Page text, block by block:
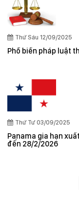
Thứ Sáu 12/09/2025
Phổ biến pháp luật
Thứ Tư 03/09/2025
Panama gia hạn
đến 28/2/2026